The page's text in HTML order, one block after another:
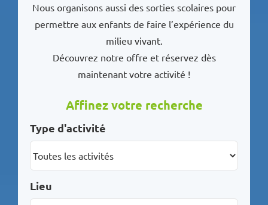
Nous organisons aussi des sorties scolaires pour
permettre aux enfants de faire l’expérience du
milieu vivant.
Découvrez notre offre et réservez dès
maintenant votre activité !
Affinez votre recherche
Type d'activité
Lieu